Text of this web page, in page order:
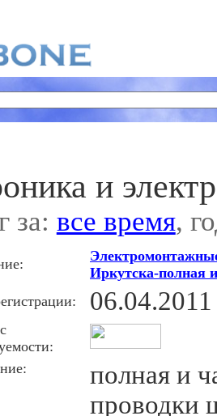
и
за: все время,
Иркутска-полная
06.04.2011
полная и
проводки